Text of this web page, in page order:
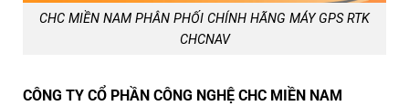
CHC MIỀN NAM PHÂN PHỐI CHÍNH HÃNG MÁY GPS RTK
CHCNAV
CÔNG TY CỔ PHẦN CÔNG NGHỆ CHC MIỀN NAM